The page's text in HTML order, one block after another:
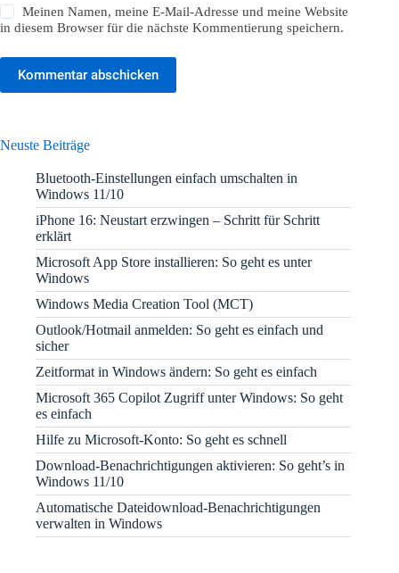
Meinen Namen, meine E-Mail-Adresse und meine Website
in diesem Browser für die nächste Kommentierung speichern.
Kommentar abschicken
Neuste Beiträge
Bluetooth-Einstellungen einfach umschalten in
Windows 11/10
iPhone 16: Neustart erzwingen – Schritt für Schritt
erklärt
Microsoft App Store installieren: So geht es unter
Windows
Windows Media Creation Tool (MCT)
Outlook/Hotmail anmelden: So geht es einfach und
sicher
Zeitformat in Windows ändern: So geht es einfach
Microsoft 365 Copilot Zugriff unter Windows: So geht
es einfach
Hilfe zu Microsoft-Konto: So geht es schnell
Download-Benachrichtigungen aktivieren: So geht’s in
Windows 11/10
Automatische Dateidownload-Benachrichtigungen
verwalten in Windows